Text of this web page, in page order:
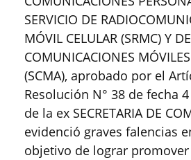
SERVICIO DE
MÓVIL CELULAR (SRMC) Y
COMUNICACIONES
(SCMA), aprobado por el
Resolución N° 38 de fecha
de la ex SECRETARIA DE
evidenció graves falencias
objetivo de lograr